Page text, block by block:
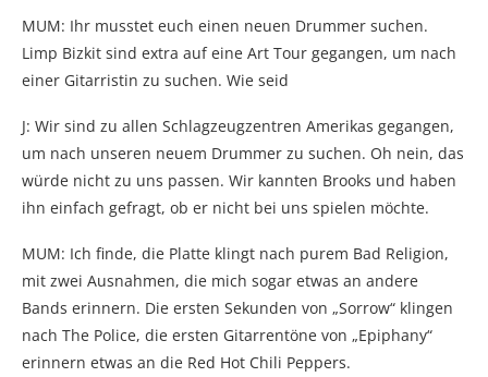
MUM: Ihr musstet euch einen neuen Drummer suchen.
Limp Bizkit sind extra auf eine Art Tour gegangen, um nach
einer Gitarristin zu suchen. Wie seid
J: Wir sind zu allen Schlagzeugzentren Amerikas gegangen,
um nach unseren neuem Drummer zu suchen. Oh nein, das
würde nicht zu uns passen. Wir kannten Brooks und haben
ihn einfach gefragt, ob er nicht bei uns spielen möchte.
MUM: Ich finde, die Platte klingt nach purem Bad Religion,
mit zwei Ausnahmen, die mich sogar etwas an andere
Bands erinnern. Die ersten Sekunden von „Sorrow“ klingen
nach The Police, die ersten Gitarrentöne von „Epiphany“
erinnern etwas an die Red Hot Chili Peppers.